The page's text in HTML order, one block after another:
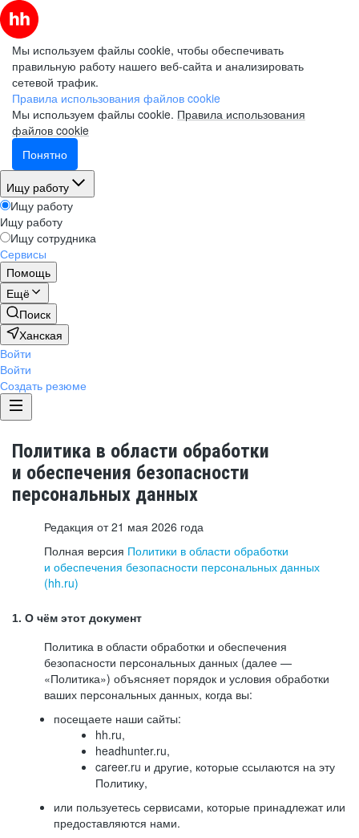
Мы используем файлы cookie, чтобы обеспечивать
правильную работу нашего веб-сайта и анализировать
сетевой трафик.
Правила использования файлов cookie
Мы используем файлы cookie. Правила использования
файлов cookie
Понятно
Ищу работу
Ищу работу
Ищу работу
Ищу сотрудника
Сервисы
Помощь
Ещё
Поиск
Ханская
Войти
Войти
Создать резюме
Политика в области обработки
и обеспечения безопасности
персональных данных
Редакция от 21 мая 2026 года
Полная версия Политики в области обработки
и обеспечения безопасности персональных данных
(hh.ru)
1. О чём этот документ
Политика в области обработки и обеспечения
безопасности персональных данных (далее —
«Политика») объясняет порядок и условия обработки
ваших персональных данных, когда вы:
посещаете наши сайты:
hh.ru,
headhunter.ru,
career.ru и другие, которые ссылаются на эту
Политику,
или пользуетесь сервисами, которые принадлежат или
предоставляются нами.